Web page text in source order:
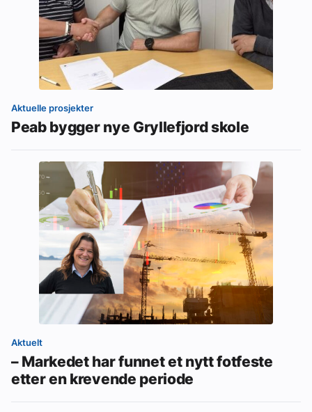
Aktuelle prosjekter
Peab bygger nye Gryllefjord skole
Aktuelt
– Markedet har funnet et nytt fotfeste
etter en krevende periode